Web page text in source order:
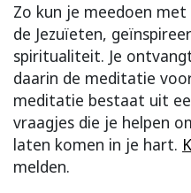
Zo kun je meedoen
de Jezuïeten,
spiritualiteit. Je
daarin de meditatie
meditatie bestaat uit
vraagjes die je helpen
laten komen in je hart.
melden.